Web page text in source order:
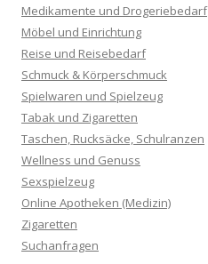
Medikamente und Drogeriebedarf
Möbel und Einrichtung
Reise und Reisebedarf
Schmuck & Körperschmuck
Spielwaren und Spielzeug
Tabak und Zigaretten
Taschen, Rucksäcke, Schulranzen
Wellness und Genuss
Sexspielzeug
Online Apotheken (Medizin)
Zigaretten
Suchanfragen